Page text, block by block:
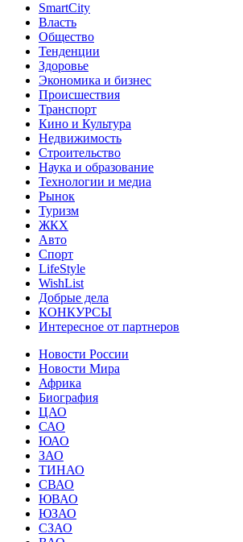
SmartCity
Власть
Общество
Тенденции
Здоровье
Экономика и бизнес
Происшествия
Транспорт
Кино и Культура
Недвижимость
Строительство
Наука и образование
Технологии и медиа
Рынок
Туризм
ЖКХ
Авто
Спорт
LifeStyle
WishList
Добрые дела
КОНКУРСЫ
Интересное от партнеров
Новости России
Новости Мира
Африка
Биография
ЦАО
САО
ЮАО
ЗАО
ТИНАО
СВАО
ЮВАО
ЮЗАО
СЗАО